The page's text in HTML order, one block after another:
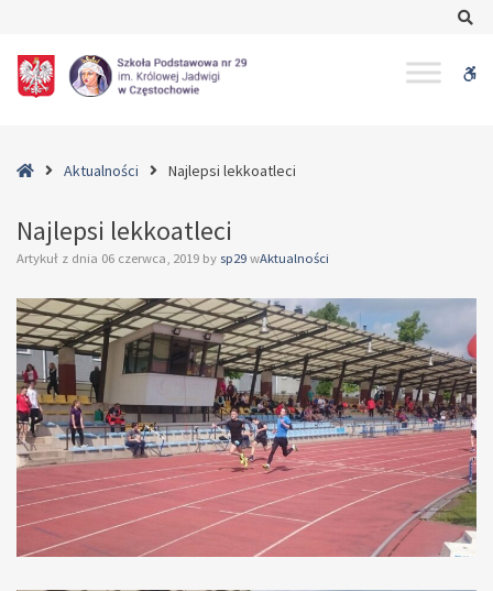
lekkoatleci
HomeAktualności Najlepsi lekkoatleci
Najlepsi lekkoatleci
Artykuł z dnia 06 czerwca, 2019 by sp29 wAktualności